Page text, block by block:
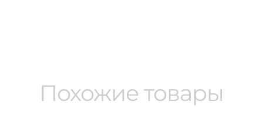
Похожие товары